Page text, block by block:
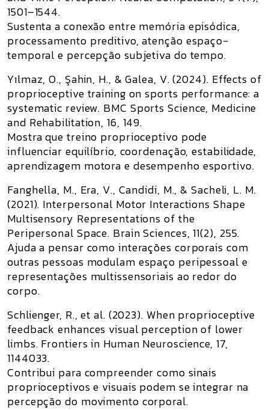
1501–1544.
Sustenta a conexão entre memória episódica,
processamento preditivo, atenção espaço-
temporal e percepção subjetiva do tempo.
Yılmaz, O., Şahin, H., & Galea, V. (2024). Effects of
proprioceptive training on sports performance: a
systematic review. BMC Sports Science, Medicine
and Rehabilitation, 16, 149.
Mostra que treino proprioceptivo pode
influenciar equilíbrio, coordenação, estabilidade,
aprendizagem motora e desempenho esportivo.
Fanghella, M., Era, V., Candidi, M., & Sacheli, L. M.
(2021). Interpersonal Motor Interactions Shape
Multisensory Representations of the
Peripersonal Space. Brain Sciences, 11(2), 255.
Ajuda a pensar como interações corporais com
outras pessoas modulam espaço peripessoal e
representações multissensoriais ao redor do
corpo.
Schlienger, R., et al. (2023). When proprioceptive
feedback enhances visual perception of lower
limbs. Frontiers in Human Neuroscience, 17,
1144033.
Contribui para compreender como sinais
proprioceptivos e visuais podem se integrar na
percepção do movimento corporal.